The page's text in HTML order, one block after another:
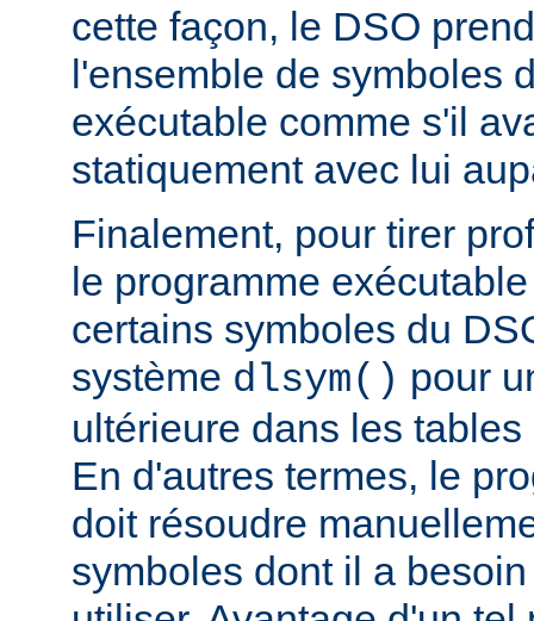
cette façon, le DSO
l'ensemble de symboles
exécutable comme s'il
statiquement avec lui
Finalement, pour tirer
le programme
certains symboles du
système dlsym() pour
ultérieure dans les
En d'autres termes, le
doit résoudre
symboles dont il a